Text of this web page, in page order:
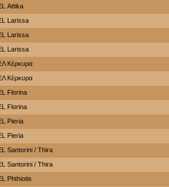
Αttika
Larissa
Larissa
Larissa
Κέρκυρα
Κέρκυρα
Florina
Florina
Pieria
Pieria
Santorini / Thira
Santorini / Thira
Phthiotis